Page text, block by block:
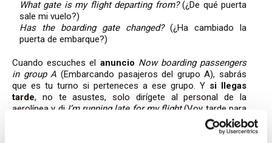
What gate is my flight departing from?(¿De qué puerta
sale mi vuelo?)
Has the boarding gate changed?(¿Ha cambiado la
puerta de embarque?)
Cuando escuches el anuncio Now boarding passengers
in group A (Embarcando pasajeros del grupo A), sabrás
que es tu turno si perteneces a ese grupo. Y si llegas
tarde, no te asustes, solo dirígete al personal de la
aerolínea y di I’m running late for my flight(Voy tarde para